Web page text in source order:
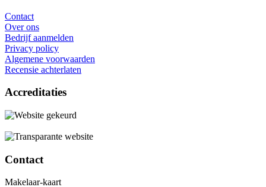
Contact
Over ons
Bedrijf aanmelden
Privacy policy
Algemene voorwaarden
Recensie achterlaten
Accreditaties
Contact
Makelaar-kaart